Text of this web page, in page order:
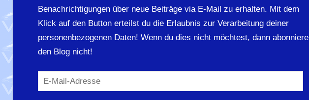
Benachrichtigungen über neue Beiträge via E-Mail zu erhalten. Mit dem
Klick auf den Button erteilst du die Erlaubnis zur Verarbeitung deiner
personenbezogenen Daten! Wenn du dies nicht möchtest, dann abonniere
den Blog nicht!
E-
Mail-